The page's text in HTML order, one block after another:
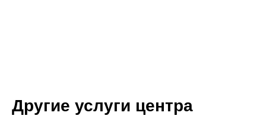
Другие услуги центра